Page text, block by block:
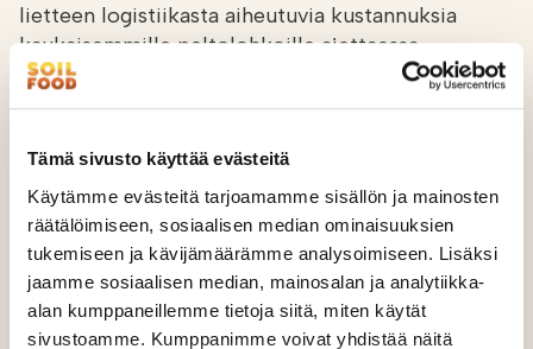
Tämä sivusto käyttää evästeitä
Käytämme evästeitä tarjoamamme sisällön ja mainosten
räätälöimiseen, sosiaalisen median ominaisuuksien
tukemiseen ja kävijämäärämme analysoimiseen. Lisäksi
jaamme sosiaalisen median, mainosalan ja analytiikka-
alan kumppaneillemme tietoja siitä, miten käytät
sivustoamme. Kumppanimme voivat yhdistää näitä
lietteen logistiikasta aiheutuvia kustannuksia
kaukaisemmille peltolohkoille ajettaessa.